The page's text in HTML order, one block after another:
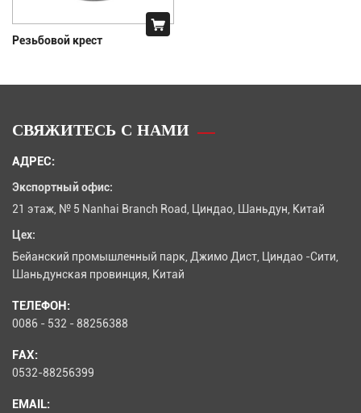
Резьбовой крест
СВЯЖИТЕСЬ С НАМИ
АДРЕС:
Экспортный офис:
21 этаж, № 5 Nanhai Branch Road, Циндао, Шаньдун, Китай
Цех:
Бейанский промышленный парк, Джимо Дист, Циндао -Сити,
Шаньдунская провинция, Китай
ТЕЛЕФОН:
0086 - 532 - 88256388
FAX:
0532-88256399
EMAIL: